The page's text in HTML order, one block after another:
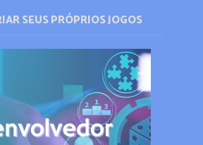
SEUS PRÓPRIOS JOGOS